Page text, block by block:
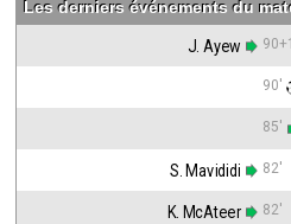
Les derniers événements du
J. Ayew
90'
85'
S. Mavididi 82'
K. McAteer 82'